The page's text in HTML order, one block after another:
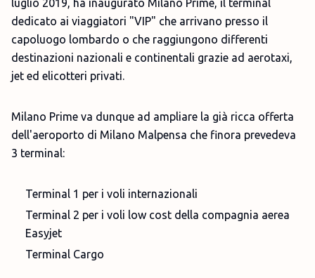
luglio 2019, ha inaugurato Milano Prime, il terminal
dedicato ai viaggiatori "VIP" che arrivano presso il
capoluogo lombardo o che raggiungono differenti
destinazioni nazionali e continentali grazie ad aerotaxi,
jet ed elicotteri privati.
Milano Prime va dunque ad ampliare la già ricca offerta
dell'aeroporto di Milano Malpensa che finora prevedeva
3 terminal:
Terminal 1 per i voli internazionali
Terminal 2 per i voli low cost della compagnia aerea
Easyjet
Terminal Cargo